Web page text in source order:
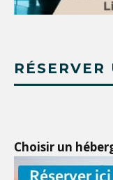
Choisir un